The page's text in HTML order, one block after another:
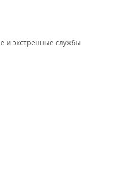
и экстренные службы